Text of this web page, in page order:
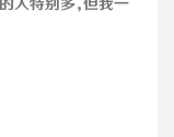
人特别多，但我一